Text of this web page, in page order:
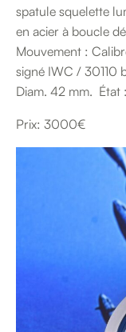
spatule squelette
en acier à boucle
Mouvement :
signé IWC / 30110
Diam. 42 mm. État
Prix: 3000€